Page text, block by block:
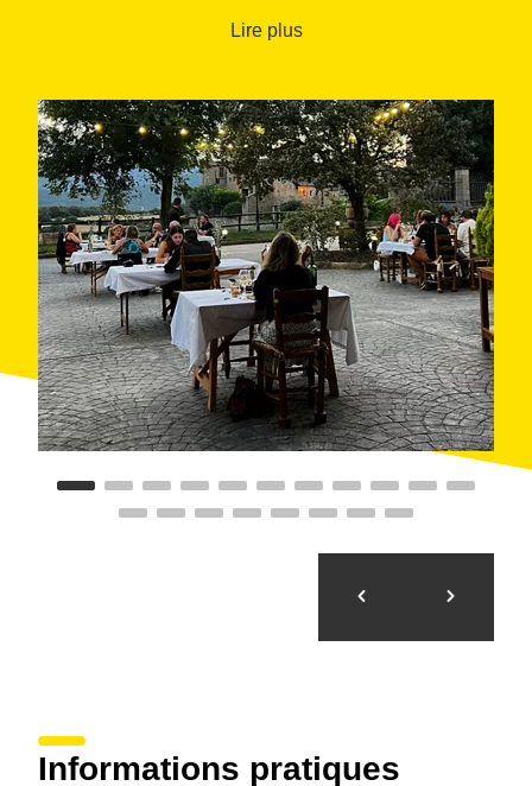
y colaborador del programa
maridaje de vinos y cava de La Vansa.
Esta actividad, pensada para disfrutar con los cinco
sentidos en un entorno de tradición familiar, está
disponible durante todo el año paragrupos de hasta
diez personas .
Lire plus
Informations pratiques